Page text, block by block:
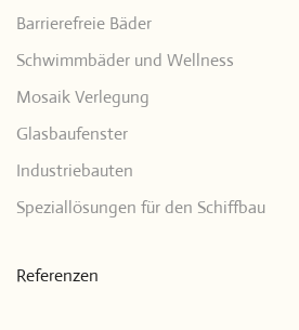
Barrierefreie Bäder
Schwimmbäder und Wellness
Mosaik Verlegung
Glasbaufenster
Industriebauten
Speziallösungen für den Schiffbau
Referenzen